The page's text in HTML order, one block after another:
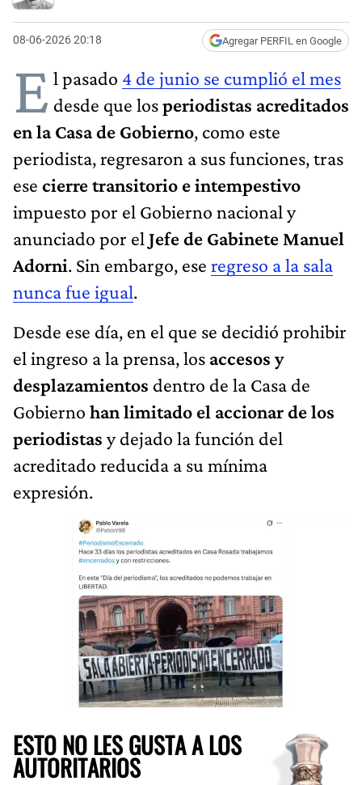
08-06-2026 20:18 Agregar PERFIL en Google
E l pasado 4 de junio se cumplió el mes
desde que losperiodistas acreditados
en la Casa de Gobierno, como este
periodista, regresaron a sus funciones, tras
ese cierre transitorio e intempestivo
impuesto por el Gobierno nacional y
anunciado por el Jefe de Gabinete Manuel
Adorni. Sin embargo, ese regreso a la sala
nunca fue igual.
Desde ese día, en el que se decidió prohibir
el ingreso a la prensa, los accesos y
desplazamientos dentro de la Casa de
Gobierno han limitado el accionar de los
periodistas y dejado la función del
acreditado reducida a su mínima
expresión.
ESTO NO LES GUSTA A LOS
AUTORITARIOS